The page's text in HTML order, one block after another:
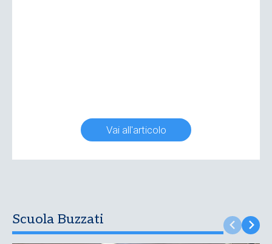
Vai all'articolo
Scuola Buzzati